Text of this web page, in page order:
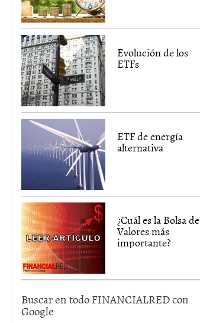
Evolución de los
ETFs
ETF de energía
alternativa
¿Cuál es la Bolsa de
Valores más
importante?
Buscar en todo FINANCIALRED con
Google